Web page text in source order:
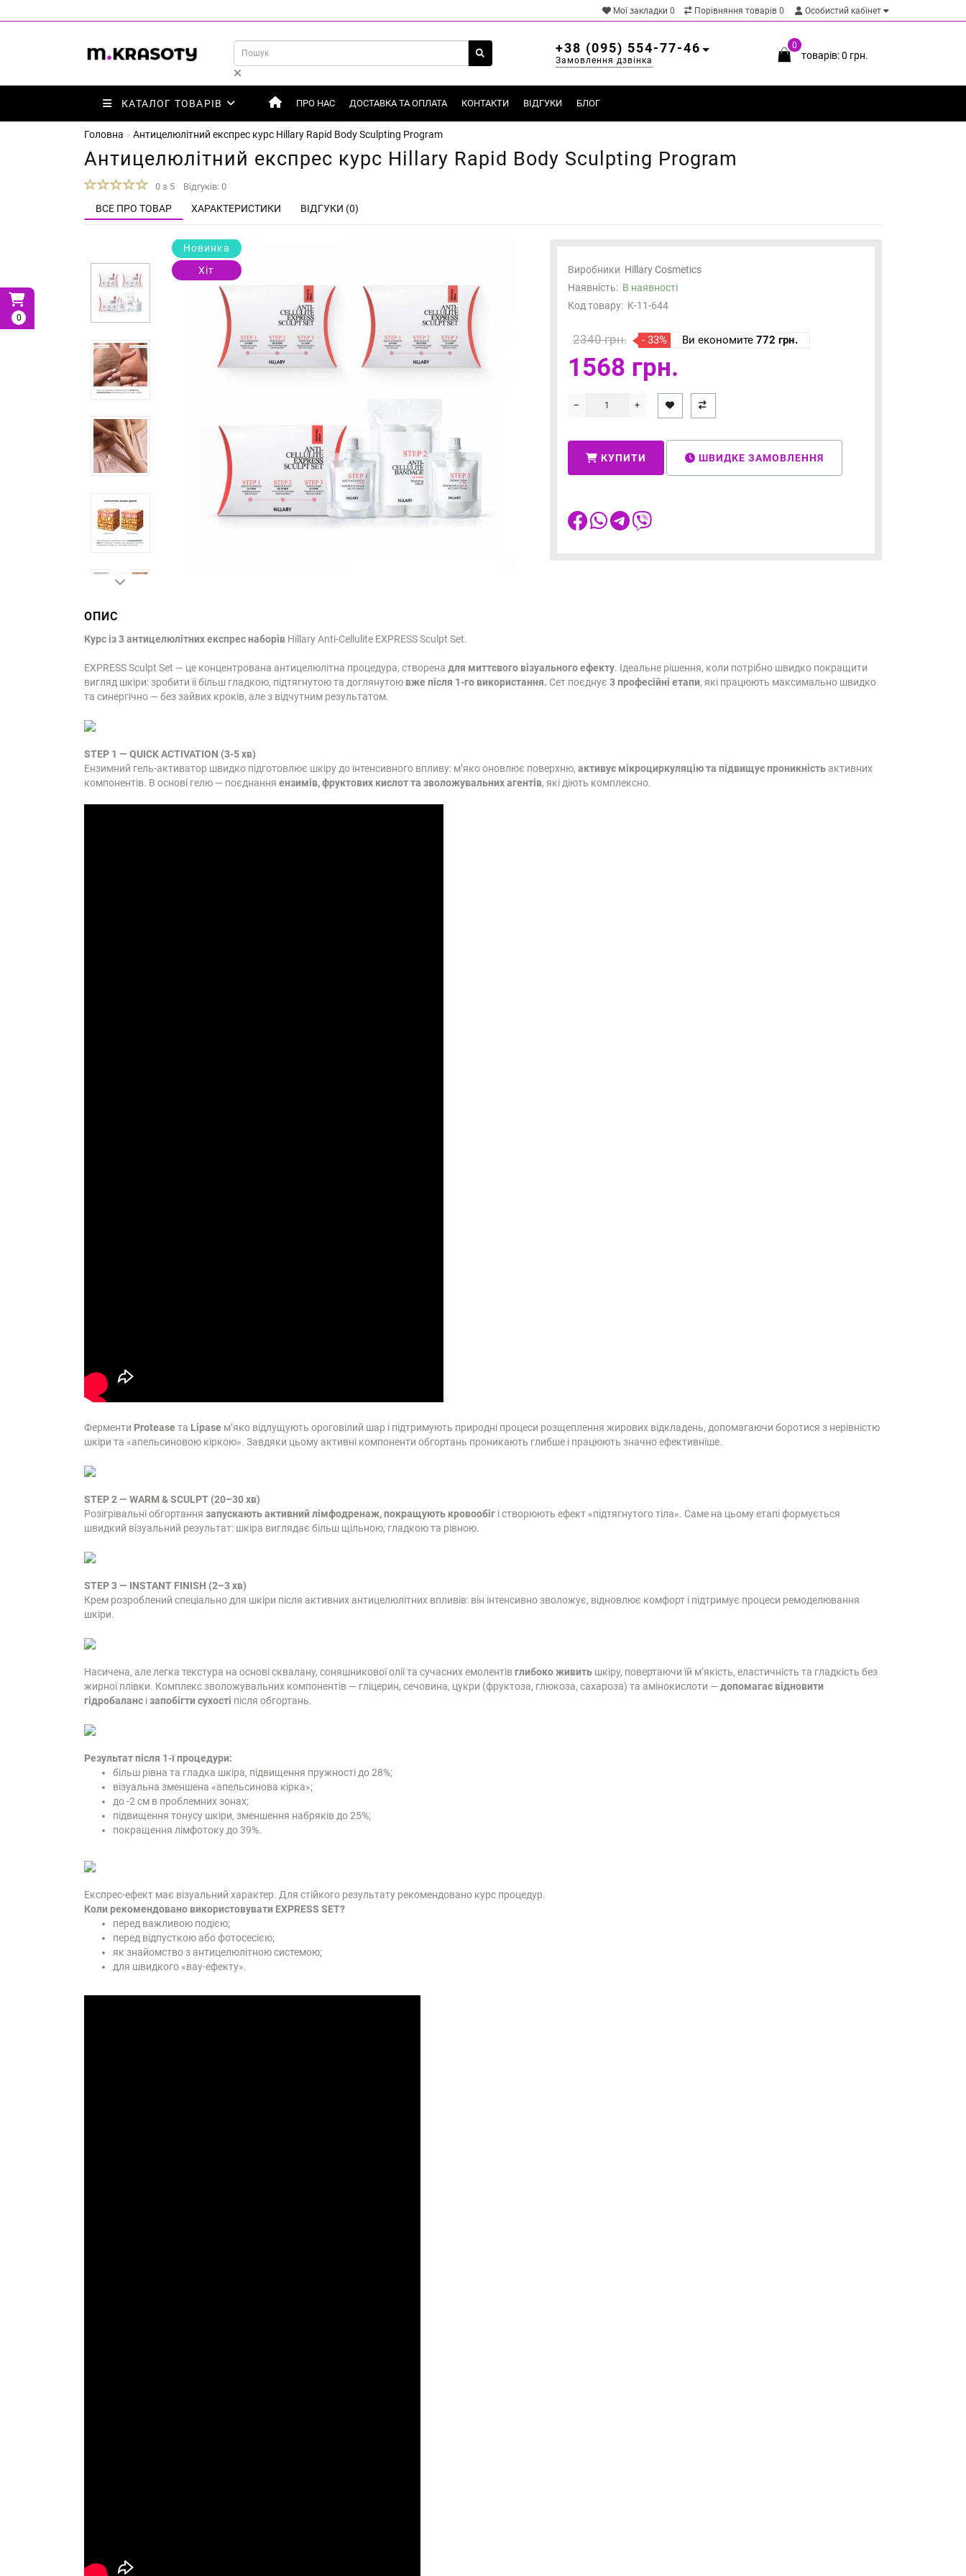
0
Мої закладки 0 Порівняння товарів 0 Особистий кабінет
0
товарів: 0 грн.
+38 (095) 554-77-46
Замовлення дзвінка
КАТАЛОГ ТОВАРІВ ПРО НАС ДОСТАВКА ТА ОПЛАТА КОНТАКТИ ВІДГУКИ БЛОГ
Головна Антицелюлітний експрес курс Hillary Rapid Body Sculpting Program
Антицелюлітний експрес курс Hillary Rapid Body Sculpting Program
0 з 5 Відгуків: 0
ВСЕ ПРО ТОВАР ХАРАКТЕРИСТИКИ ВІДГУКИ (0)
Новинка
Хіт
Виробники Hillary Cosmetics
Наявність: В наявності
Код товару: K-11-644
2340 грн. - 33% Ви економите 772 грн.
1568 грн.
КУПИТИ ШВИДКЕ ЗАМОВЛЕННЯ
ОПИС
Курс із 3антицелюлітних експрес наборів Hillary Anti-Cellulite EXPRESS Sculpt Set.
EXPRESS Sculpt Set — це концентрована антицелюлітна процедура, створена для миттєвого візуального ефекту. Ідеальне рішення, коли потрібно швидко покращити
вигляд шкіри: зробити її більш гладкою, підтягнутою та доглянутою вже після 1-го використання. Сет поєднує 3 професійні етапи, які працюють максимально швидко
та синергічно — без зайвих кроків, але з відчутним результатом.
STEP 1 — QUICK ACTIVATION (3-5 хв)
Ензимний гель-активатор швидко підготовлює шкіру до інтенсивного впливу: м’яко оновлює поверхню, активує мікроциркуляцію та підвищує проникністьактивних
компонентів. В основі гелю — поєднання ензимів, фруктових кислот та зволожувальних агентів, які діють комплексно.
Ферменти Protease та Lipase м’яко відлущують ороговілий шар і підтримують природні процеси розщеплення жирових відкладень, допомагаючи боротися з нерівністю
шкіри та «апельсиновою кіркою». Завдяки цьому активні компоненти обгортань проникають глибше і працюють значно ефективніше.
STEP 2 — WARM & SCULPT (20–30 хв)
Розігрівальні обгортання запускають активний лімфодренаж, покращують кровообіг і створюють ефект «підтягнутого тіла». Саме на цьому етапі формується
швидкий візуальний результат: шкіра виглядає більш щільною, гладкою та рівною.
STEP 3 — INSTANT FINISH (2–3 хв)
Крем розроблений спеціально для шкіри після активних антицелюлітних впливів: він інтенсивно зволожує, відновлює комфорт і підтримує процеси ремоделювання
шкіри.
Насичена, але легка текстура на основі сквалану, соняшникової олії та сучасних емолентівглибоко живить шкіру, повертаючи їй м’якість, еластичність та гладкість без
жирної плівки. Комплекс зволожувальних компонентів — гліцерин, сечовина, цукри (фруктоза, глюкоза, сахароза) та амінокислоти — допомагає відновити
гідробаланс ізапобігти сухості після обгортань.
Результат після 1-ї процедури:
більш рівна та гладка шкіра, підвищення пружності до 28%;
візуальна зменшена «апельсинова кірка»;
до -2 см в проблемних зонах;
підвищення тонусу шкіри, зменшення набряків до 25%;
покращення лімфотоку до 39%.
Експрес-ефект має візуальний характер. Для стійкого результату рекомендовано курс процедур.
Коли рекомендовано використовувати EXPRESS SET?
перед важливою подією;
перед відпусткою або фотосесією;
як знайомство з антицелюлітною системою;
для швидкого «вау-ефекту».